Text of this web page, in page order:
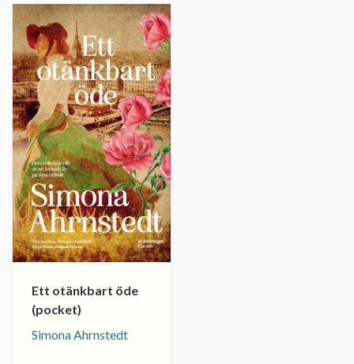
Ett otänkbart öde
(pocket)
Simona Ahrnstedt